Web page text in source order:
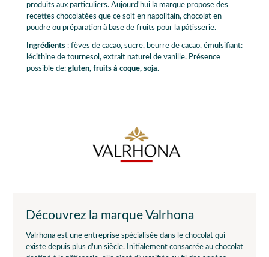
produits aux particuliers. Aujourd'hui la marque propose des
recettes chocolatées que ce soit en napolitain, chocolat en
poudre ou préparation à base de fruits pour la pâtisserie.
Ingrédients : fèves de cacao, sucre, beurre de cacao, émulsifiant:
lécithine de tournesol, extrait naturel de vanille. Présence
possible de: gluten, fruits à coque, soja.
Découvrez la marque Valrhona
Valrhona est une entreprise spécialisée dans le chocolat qui
existe depuis plus d'un siècle. Initialement consacrée au chocolat